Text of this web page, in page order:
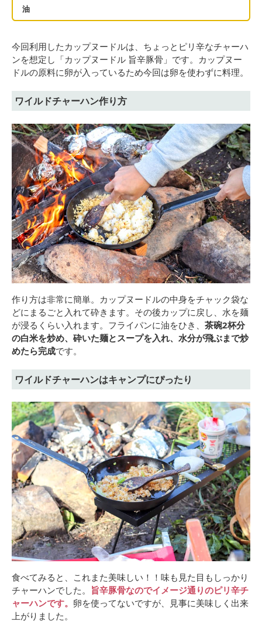
油
今回利用したカップヌードルは、ちょっとピリ辛なチャーハ
ンを想定し「カップヌードル 旨辛豚骨」です。カップヌー
ドルの原料に卵が入っているため今回は卵を使わずに料理。
ワイルドチャーハン作り方
作り方は非常に簡単。カップヌードルの中身をチャック袋な
どにまるごと入れて砕きます。その後カップに戻し、水を麺
が浸るくらい入れます。フライパンに油をひき、 茶碗2杯分
の白米を炒め、砕いた麺とスープを入れ、水分が飛ぶまで炒
めたら完成です。
ワイルドチャーハンはキャンプにぴったり
食べてみると、これまた美味しい！！味も見た目もしっかり
チャーハンでした。 旨辛豚骨なのでイメージ通りのピリ辛チ
ャーハンです。 卵を使ってないですが、見事に美味しく出来
上がりました。